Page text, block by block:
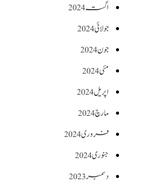
اگست 2024
جولائی 2024
جون 2024
مئی 2024
اپریل 2024
مارچ 2024
فروری 2024
جنوری 2024
دسمبر 2023